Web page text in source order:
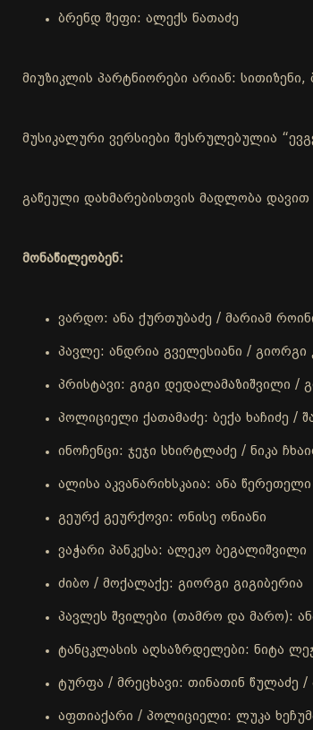
ბრენდ შეფი: ალექს ნათაძე
მიუზიკლის პარტნიორები არიან:
მუსიკალური ვერსიები შესრულებულია
გაწეული დახმარებისთვის მადლობა
მონაწილეობენ:
ვარდო: ანა ქურთუბაძე / მარიამ
პავლე: ანდრია გველესიანი / გიორგი
პრისტავი: გიგი დედალამაზიშვილი /
პოლიციელი ქათამაძე: ბექა ხაჩიძე /
ინოჩენცი: ჯეჯი სხირტლაძე / ნიკა
ალისა აკვანარიხსკაია: ანა
გეურქ გეურქოვი: ონისე ონიანი
ვაჭარი პანკესა: ალეკო ბეგალიშვილი
ძიბო / მოქალაქე: გიორგი გიგიბერია
პავლეს შვილები (თამრო და მარო):
ტანცკლასის აღსაზრდელები: ნიტა
ტურფა / მრეცხავი: თინათინ წულაძე /
აფთიაქარი / პოლიციელი: ლუკა